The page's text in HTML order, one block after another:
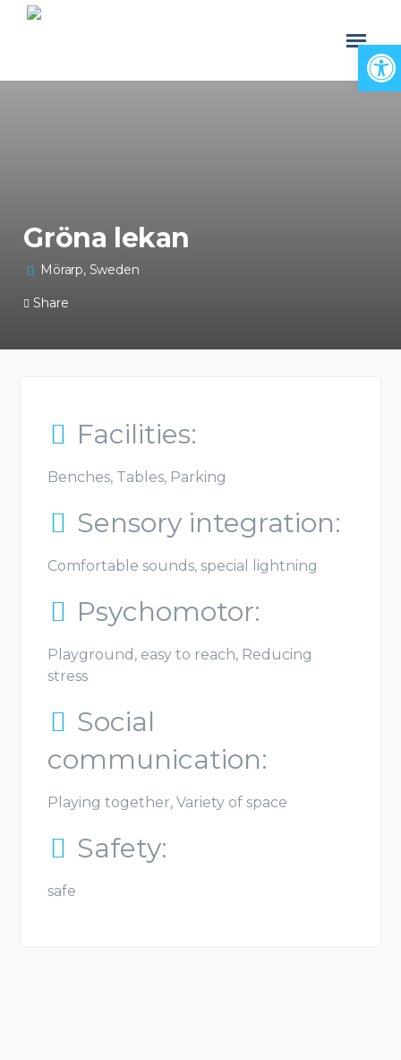
Gröna lekan
Mörarp, Sweden
Share
Facilities:
Benches, Tables, Parking
Sensory integration:
Comfortable sounds, special lightning
Psychomotor:
Playground, easy to reach, Reducing
stress
Social
communication:
Playing together, Variety of space
Safety:
safe